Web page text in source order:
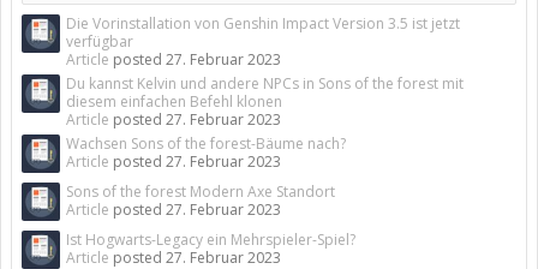
Die Vorinstallation von Genshin Impact Version 3.5 ist jetzt
verfügbar
Article posted 27. Februar 2023
Du kannst Kelvin und andere NPCs in Sons of the forest mit
diesem einfachen Befehl klonen
Article posted 27. Februar 2023
Wachsen Sons of the forest-Bäume nach?
Article posted 27. Februar 2023
Sons of the forest Modern Axe Standort
Article posted 27. Februar 2023
Ist Hogwarts-Legacy ein Mehrspieler-Spiel?
Article posted 27. Februar 2023